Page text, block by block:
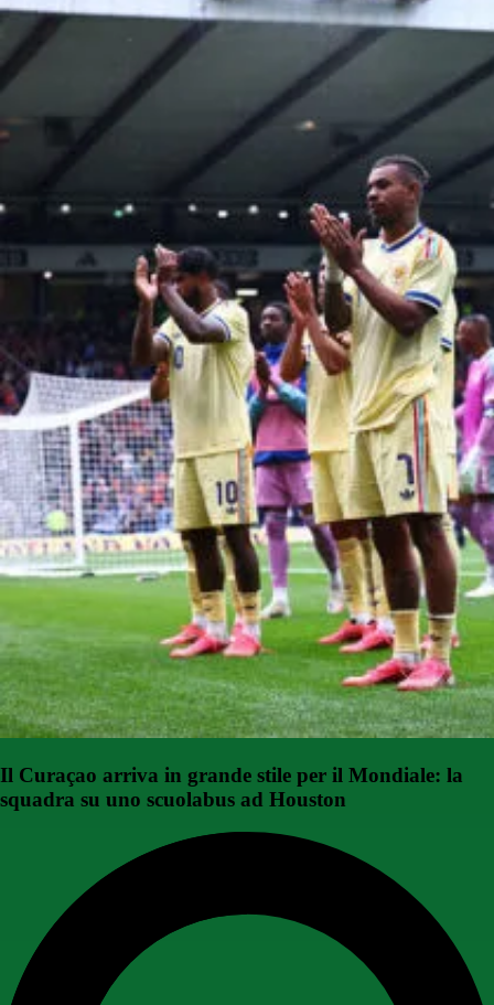
Il Curaçao arriva in grande stile per il Mondiale: la
squadra su uno scuolabus ad Houston